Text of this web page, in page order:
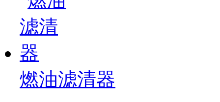
燃油滤清器